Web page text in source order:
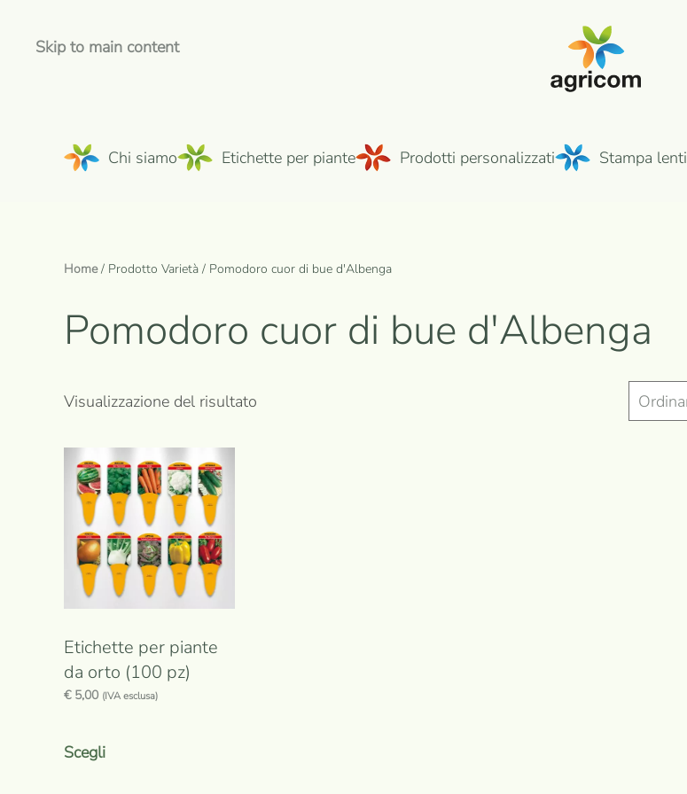
Skip to main content
Chi siamo Etichette per piante Prodotti personalizzati Stampa
Home/ Prodotto Varietà / Pomodoro cuor di bue d'Albenga
Pomodoro cuor di bue d'Albenga
Visualizzazione del risultato
Etichette per piante
da orto (100 pz)
€5,00 (IVA esclusa)
Scegliprodotto